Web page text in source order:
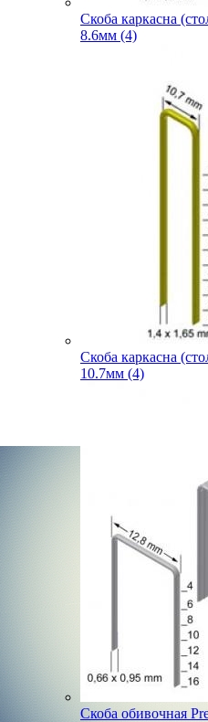
Скоба каркасна
8.6мм (4)
Скоба каркасна
10.7мм (4)
Скоба обивочная